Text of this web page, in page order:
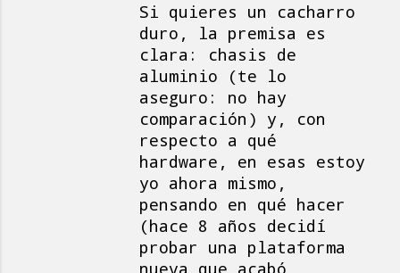
Si quieres un cacharro
duro, la premisa es
clara: chasis de
aluminio (te lo
aseguro: no hay
comparación) y, con
respecto a qué
hardware, en esas estoy
yo ahora mismo,
pensando en qué hacer
(hace 8 años decidí
probar una plataforma